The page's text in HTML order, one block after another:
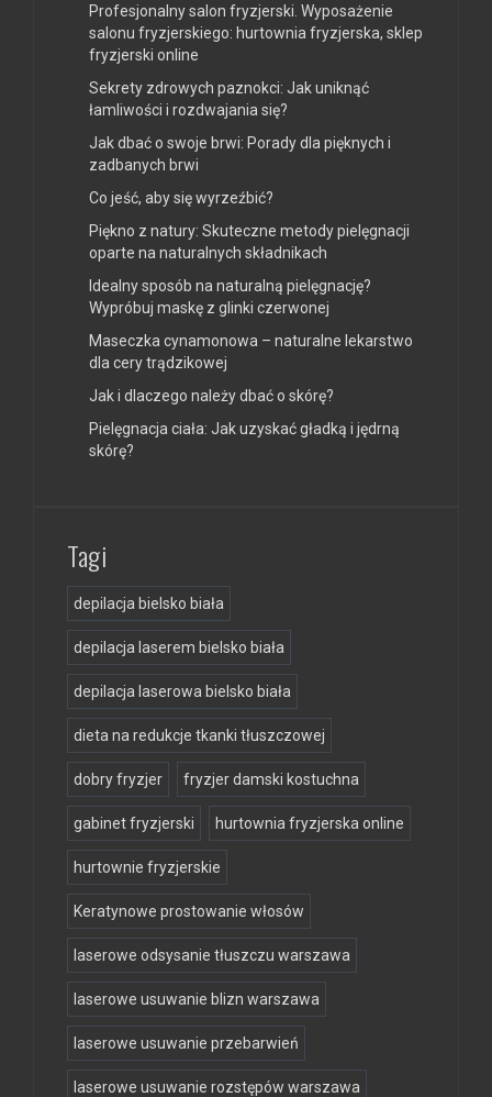
Profesjonalny salon fryzjerski. Wyposażenie
salonu fryzjerskiego: hurtownia fryzjerska, sklep
fryzjerski online
Sekrety zdrowych paznokci: Jak uniknąć
łamliwości i rozdwajania się?
Jak dbać o swoje brwi: Porady dla pięknych i
zadbanych brwi
Co jeść, aby się wyrzeźbić?
Piękno z natury: Skuteczne metody pielęgnacji
oparte na naturalnych składnikach
Idealny sposób na naturalną pielęgnację?
Wypróbuj maskę z glinki czerwonej
Maseczka cynamonowa – naturalne lekarstwo
dla cery trądzikowej
Jak i dlaczego należy dbać o skórę?
Pielęgnacja ciała: Jak uzyskać gładką i jędrną
skórę?
Tagi
depilacja bielsko biała
depilacja laserem bielsko biała
depilacja laserowa bielsko biała
dieta na redukcje tkanki tłuszczowej
dobry fryzjer fryzjer damski kostuchna
gabinet fryzjerski hurtownia fryzjerska online
hurtownie fryzjerskie
Keratynowe prostowanie włosów
laserowe odsysanie tłuszczu warszawa
laserowe usuwanie blizn warszawa
laserowe usuwanie przebarwień
laserowe usuwanie rozstępów warszawa